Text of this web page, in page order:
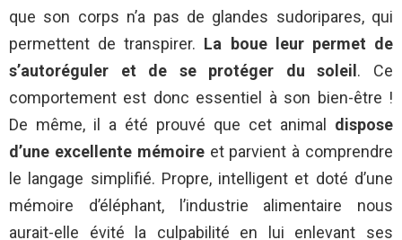
que son corps n’a pas de glandes sudoripares, qui
permettent de transpirer. La boue leur permet de
s’autoréguler et de se protéger du soleil . Ce
comportement est donc essentiel à son bien-être !
De même, il a été prouvé que cet animal dispose
d’une excellente mémoireet parvient à comprendre
le langage simplifié. Propre, intelligent et doté d’une
mémoire d’éléphant, l’industrie alimentaire nous
aurait-elle évité la culpabilité en lui enlevant ses